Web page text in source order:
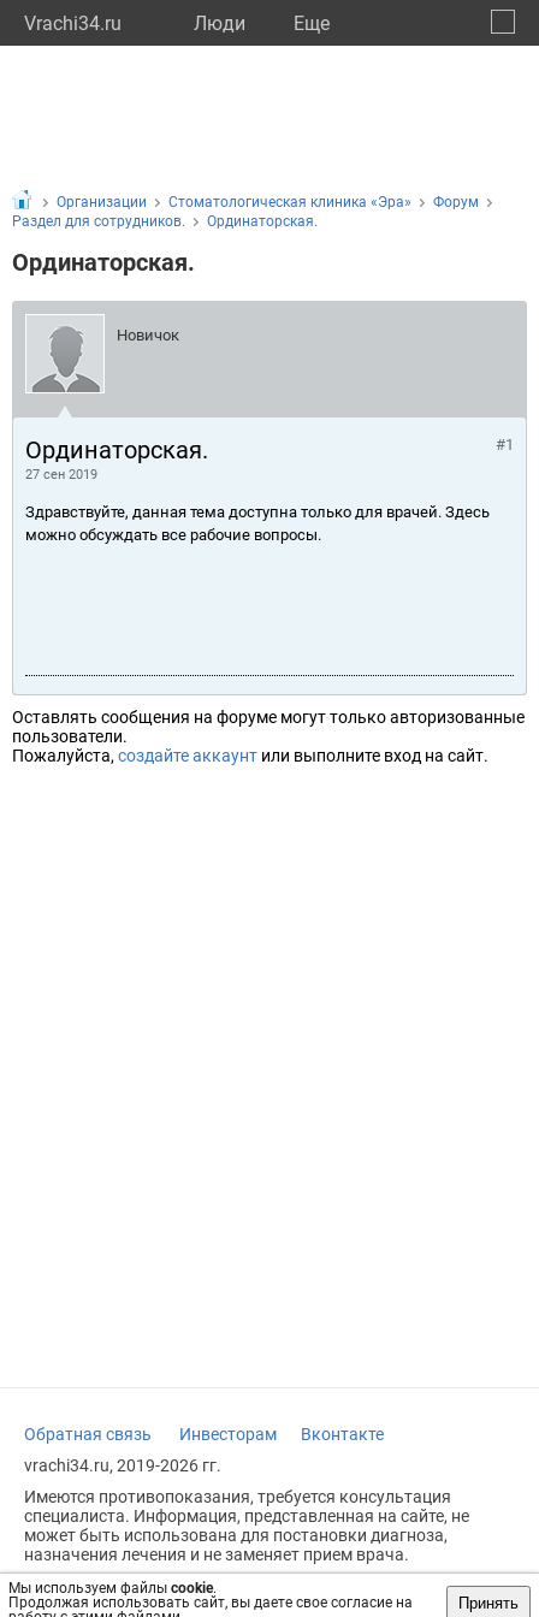
Vrachi34.ru Люди Eще
Мы используем файлы cookie.
Продолжая использовать сайт, вы даете свое согласие на
Принять
Организации Стоматологическая клиника «Эра»
Форум
Раздел для сотрудников.
Ординаторская.
Ординаторская.
Новичок
Ординаторская.
27 сен 2019
#1
Здравствуйте, данная тема доступна только для врачей. Здесь
можно обсуждать все рабочие вопросы.
Оставлять сообщения на форуме могут только авторизованные
пользователи.
Пожалуйста, создайте аккаунт или выполните вход на сайт.
Обратная связь Инвесторам
Вконтакте
vrachi34.ru, 2019-2026 гг.
Имеются противопоказания, требуется консультация
специалиста. Информация, представленная на сайте, не
может быть использована для постановки диагноза,
назначения лечения и не заменяет прием врача.
Возрастное ограничение: 18+